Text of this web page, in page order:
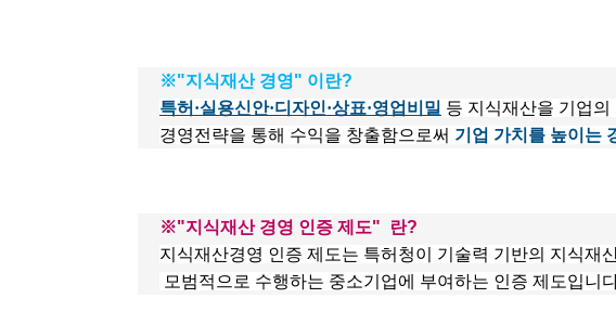
※"지식재산 경영" 이란?
특허·실용신안·디자인·상표·영업비밀 등 지식재산을 기업
경영전략을 통해 수익을 창출함으로써 기업 가치를 높이는
※"지식재산 경영 인증 제도"  란?
지식재산경영 인증 제도는 특허청이 기술력 기반의 지식재
모범적으로 수행하는 중소기업에 부여하는 인증 제도입니